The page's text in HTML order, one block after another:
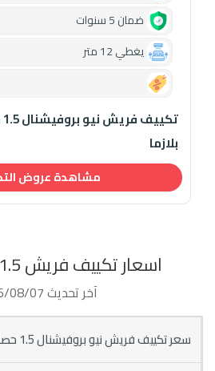
ضمان 5 سنوات
يغطي 12 متر
بلازما
مشاهدة عروض
اسعار تكييف فريش 1.5 حصان 2026
آخر تحديث 2026/08/07
سعر تكييف فريش نيو بروفيشنال 1.5 حصان بارد ساخن بدون بلازما